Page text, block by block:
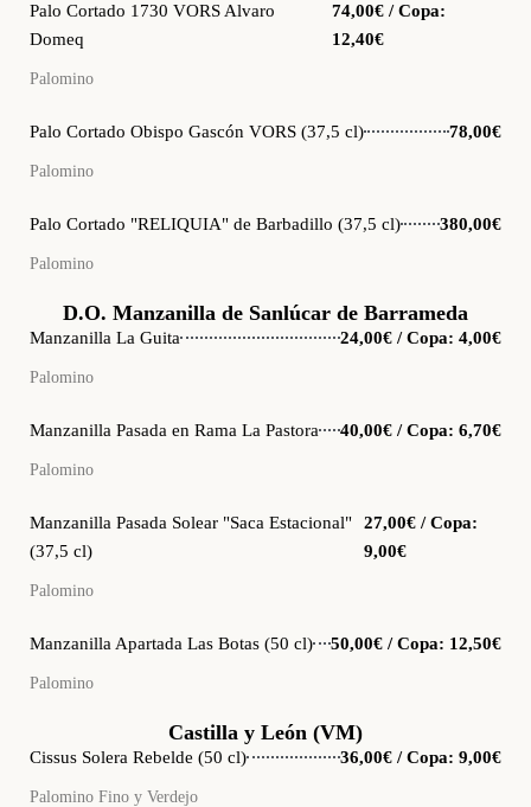
Palo Cortado 1730 VORS Alvaro
Domeq
74,00€ / Copa:
12,40€
Palomino
Palo Cortado Obispo Gascón VORS (37,5 cl) 78,00€
Palomino
Palo Cortado "RELIQUIA" de Barbadillo (37,5 cl) 380,00€
Palomino
D.O. Manzanilla de Sanlúcar de Barrameda
Manzanilla La Guita 24,00€ / Copa: 4,00€
Palomino
Manzanilla Pasada en Rama La Pastora 40,00€ / Copa: 6,70€
Palomino
Manzanilla Pasada Solear "Saca Estacional"
(37,5 cl)
27,00€ / Copa:
9,00€
Palomino
Manzanilla Apartada Las Botas (50 cl) 50,00€ / Copa: 12,50€
Palomino
Castilla y León (VM)
Cissus Solera Rebelde (50 cl) 36,00€ / Copa: 9,00€
Palomino Fino y Verdejo